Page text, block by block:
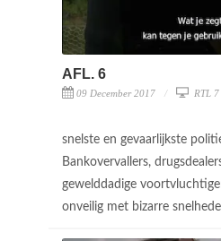
AFL. 6
09 December 2017 RTL 7
snelste en gevaarlijkste
Bankovervallers,
gewelddadige
onveilig met bizarre